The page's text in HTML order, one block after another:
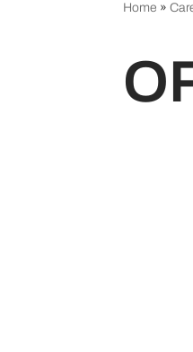
Home »